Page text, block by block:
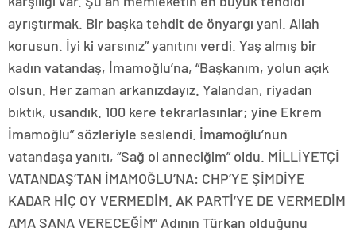
ayrıştırmak. Bir başka tehdit de önyargı yani. Allah
korusun. İyi ki varsınız” yanıtını verdi. Yaş almış bir
kadın vatandaş, İmamoğlu’na, “Başkanım, yolun açık
olsun. Her zaman arkanızdayız. Yalandan, riyadan
bıktık, usandık. 100 kere tekrarlasınlar; yine Ekrem
İmamoğlu” sözleriyle seslendi. İmamoğlu’nun
vatandaşa yanıtı, “Sağ ol anneciğim” oldu. MİLLİYETÇİ
VATANDAŞ’TAN İMAMOĞLU’NA: CHP’YE ŞİMDİYE
KADAR HİÇ OY VERMEDİM. AK PARTİ’YE DE VERMEDİM
AMA SANA VERECEĞİM” Adının Türkan olduğunu